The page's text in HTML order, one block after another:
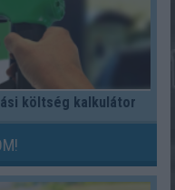
költség kalkulátor